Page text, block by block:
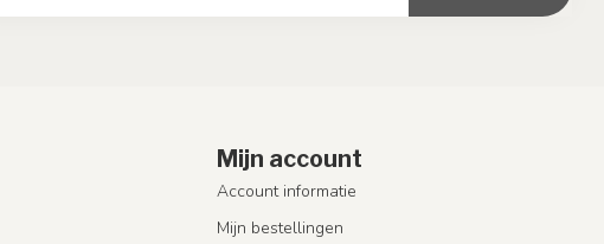
Mijn account
Account informatie
Mijn bestellingen